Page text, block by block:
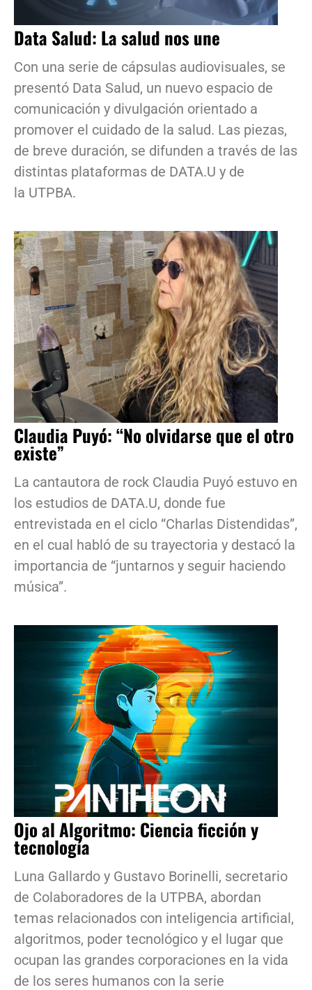
Data Salud: La salud nos une
Con una serie de cápsulas audiovisuales, se
presentó Data Salud, un nuevo espacio de
comunicación y divulgación orientado a
promover el cuidado de la salud. Las piezas,
de breve duración, se difunden a través de las
distintas plataformas de DATA.U y de
la UTPBA.
Claudia Puyó: “No olvidarse que el otro
existe”
La cantautora de rock Claudia Puyó estuvo en
los estudios de DATA.U, donde fue
entrevistada en el ciclo “Charlas Distendidas”,
en el cual habló de su trayectoria y destacó la
importancia de “juntarnos y seguir haciendo
música”.
Ojo al Algoritmo: Ciencia ficción y
tecnología
Luna Gallardo y Gustavo Borinelli, secretario
de Colaboradores de la UTPBA, abordan
temas relacionados con inteligencia artificial,
algoritmos, poder tecnológico y el lugar que
ocupan las grandes corporaciones en la vida
de los seres humanos con la serie